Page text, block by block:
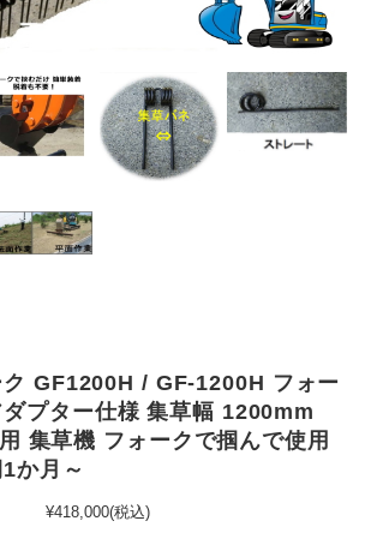
GF1200H / GF-1200H フォー
プター仕様 集草幅 1200mm
集草機 フォークで掴んで使用
か月～
¥418,000(税込)